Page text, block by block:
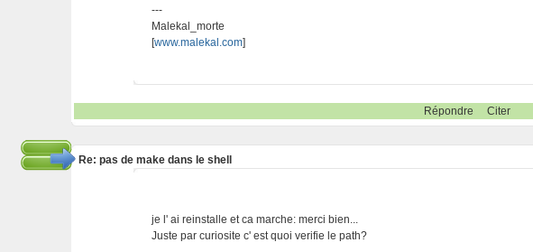
---
Malekal_morte
[www.malekal.com]
Répondre Citer
Re: pas de make dans le shell
je l' ai reinstalle et ca marche: merci bien...
Juste par curiosite c' est quoi verifie le path?